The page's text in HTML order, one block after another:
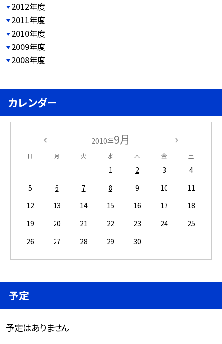
2012年度
2011年度
2010年度
2009年度
2008年度
カレンダー
2010年9月
日 月 火 水 木 金 土
1 2 3
4
5
6 7 8 9 10
11
12
13 14 15 16 17
18
19
20 21 22 23 24
25
26
27 28 29 30
予定
予定はありません